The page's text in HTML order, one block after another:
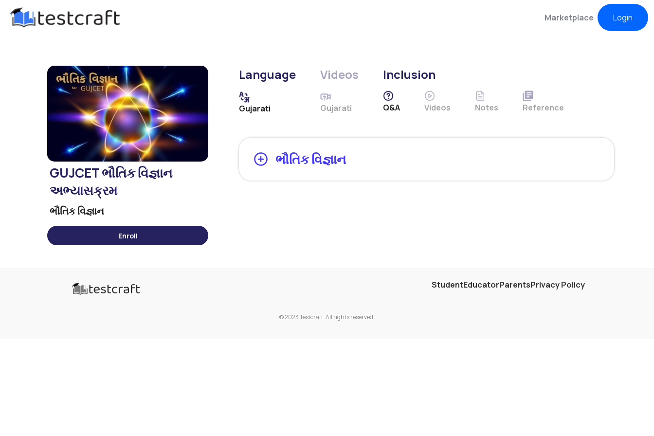
Marketplace Login
GUJCET ભૌતિક વિજ્ઞાન
અભ્યાસક્રમ
ભૌતિક વિજ્ઞાન
Language
Gujarati
Videos
Gujarati
Inclusion
Q&A Videos Notes Reference
ભૌતિક વિજ્ઞાન
StudentEducatorParentsPrivacy Policy
© 2023 Testcraft. All rights reserved.